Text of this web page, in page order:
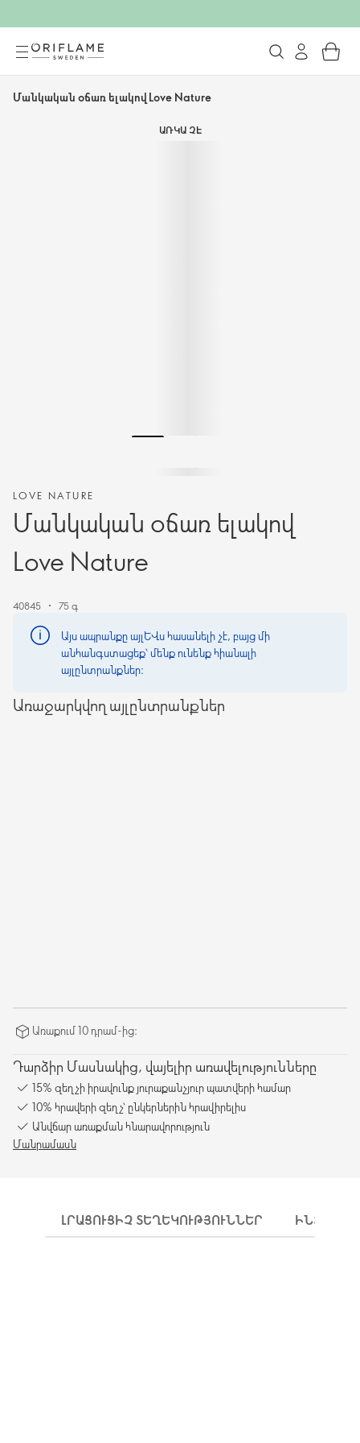
Մանկական օճառ ելակով Love Nature
ԱՌԿԱ ՉԷ
LOVE NATURE
Մանկական օճառ ելակով
Love Nature
40845 75 գ
Այս ապրանքը այլևս հասանելի չէ, բայց մի
անհանգստացեք՝ մենք ունենք հիանալի
այլընտրանքներ։
Առաջարկվող այլընտրանքներ
Առաքում 10 դրամ-ից։
Դարձիր Մասնակից, վայելիր առավելությունները
15% զեղչի իրավունք յուրաքանչյուր պատվերի համար
10% հրավերի զեղչ՝ ընկերներին հրավիրելիս
Անվճար առաքման հնարավորություն
Մանրամասն
ԼՐԱՑՈՒՑԻՉ ՏԵՂԵԿՈՒԹՅՈՒՆՆԵՐ ԻՆՉՊԵՍ